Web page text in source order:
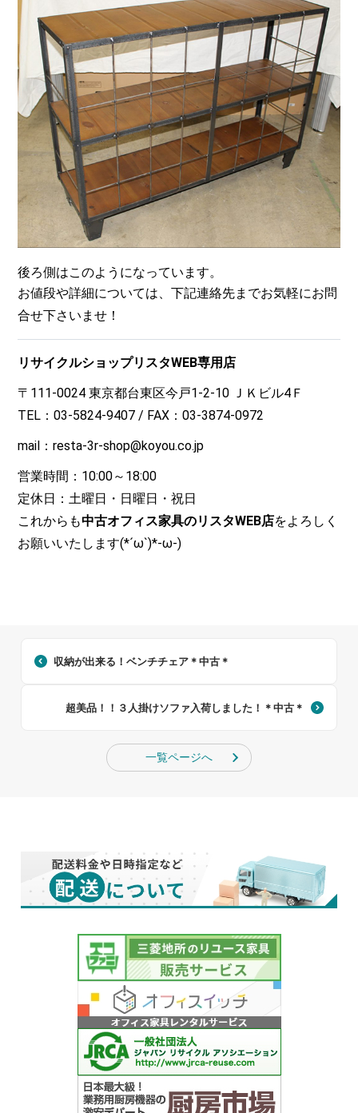
後ろ側はこのようになっています。
お値段や詳細については、下記連絡先までお気軽にお問
合せ下さいませ！
リサイクルショップリスタWEB専用店
〒111-0024 東京都台東区今戸1-2-10 ＪＫビル4Ｆ
TEL：03-5824-9407 / FAX：03-3874-0972
mail：resta-3r-shop@koyou.co.jp
営業時間：10:00～18:00
定休日：土曜日・日曜日・祝日
これからも中古オフィス家具のリスタWEB店をよろしく
お願いいたします(*´ω`)*-ω-)
収納が出来る！ベンチチェア＊中古＊
超美品！！３人掛けソファ入荷しました！＊中古＊
一覧ページへ